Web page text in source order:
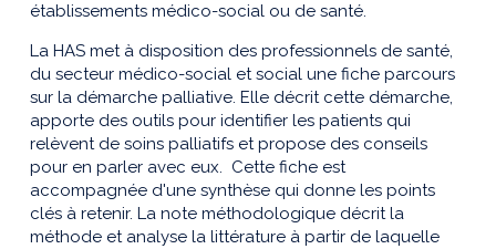
établissements médico-social ou de santé.
La HAS met à disposition des professionnels de santé,
du secteur médico-social et social une fiche parcours
sur la démarche palliative. Elle décrit cette démarche,
apporte des outils pour identifier les patients qui
relèvent de soins palliatifs et propose des conseils
pour en parler avec eux. Cette fiche est
accompagnée d'une synthèse qui donne les points
clés à retenir. La note méthodologique décrit la
méthode et analyse la littérature à partir de laquelle